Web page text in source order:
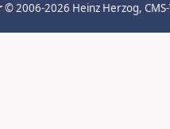
© 2006-2026 Heinz Herzog,